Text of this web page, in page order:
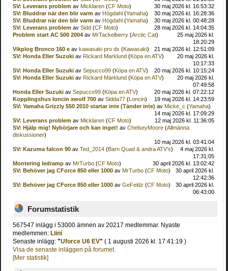
SV: Leverans problem av Micklaren(CF Moto)
30 maj 2026 kl. 16:53:32
SV: Bluddrar när den blir varmav Högdahl (Yamaha)
30 maj 2026 kl. 16:28:36
SV: Bluddrar när den blir varmav Högdahl (Yamaha)
30 maj 2026 kl. 00:48:28
SV: Leverans problem av Sidd (CF Moto)
28 maj 2026 kl. 14:04:35
Problem start AC 500 2004av MrTackelberry(Arctic Cat)
25 maj 2026 kl.
18:20:29
Vikplog Bronco 160 eav kawasaki pro dx (Kawasaki)
21 maj 2026 kl. 12:51:09
SV: Honda Eller Suzuki av Rickard Marklund (Köpa en ATV)
20 maj 2026 kl.
10:17:33
SV: Honda Eller Suzuki av Sepucco99(Köpa en ATV)
20 maj 2026 kl. 10:15:24
SV: Honda Eller Suzuki av Rickard Marklund (Köpa en ATV)
20 maj 2026 kl.
07:49:58
Honda Eller Suzuki av Sepucco99(Köpa en ATV)
20 maj 2026 kl. 07:22:12
Kopplingshus loncin xwolf 700av Sidda77(Loncin)
19 maj 2026 kl. 14:23:59
SV: Yamaha Grizzly 550 2010 startar inte (Tänder inte) av Micke_c (Yamaha)
14 maj 2026 kl. 17:09:29
SV: Leverans problem av Micklaren(CF Moto)
12 maj 2026 kl. 11:36:05
SV: Hjälp mig! Nybörjare och kan inget! av ChelseyMoore(Allmänna
diskussioner)
10 maj 2026 kl. 03:41:04
SV: Kazuma falcon 90av Ted_2014(Barn Quad & andra ATV's)
4 maj 2026 kl.
17:31:05
Montering ledrampav MrTurbo(CF Moto)
30 april 2026 kl. 13:02:42
SV: Behöver jag CForce 850 eller 1000av MrTurbo(CF Moto)
30 april 2026 kl.
12:42:36
SV: Behöver jag CForce 850 eller 1000av GeFeldz (CF Moto)
30 april 2026 kl.
06:43:00
Forumstatistik
567547 inlägg i 53000 ämnen av 20217 medlemmar. Nyaste
medlemmen:Liini
Senaste inlägg:"Uforce U6 EV" ( 1 augusti 2026 kl. 17:41:19 )
Visa de senaste inläggen på forumet.
[Mer statistik]